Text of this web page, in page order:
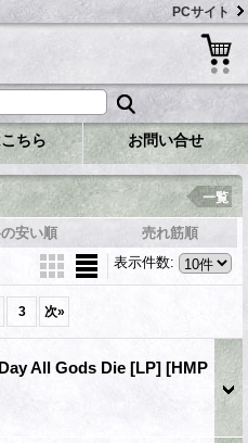
PCサイト
ちら お問い合せ
一覧
安い順
売れ筋順
表示件数:
3 次»
All Gods Die [LP] [HMP